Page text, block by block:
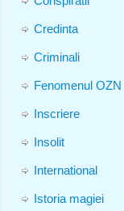
Credinta
Criminali
Fenomenul OZN
Inscriere
Insolit
International
Istoria magiei